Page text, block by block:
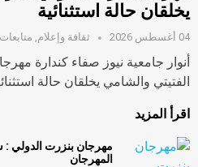
يخلقان حالة استثنائية
04 أغسطس 2026 ثقافة وإعلام,
أنوار جامعية نيوز صفاء كندارة
الفتيتي والشامي يخلقان حالة
اقرأ المزيد
مهرجان بنزرت الدولي
المهرجان